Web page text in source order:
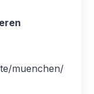
muenchen/